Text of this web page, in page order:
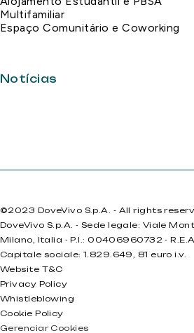
Multifamiliar
Espaço Comunitário e Coworking
Notícias
©2023 DoveVivo S.p.A. - All rights
DoveVivo S.p.A. - Sede legale: Viale
Milano, Italia - P.I.: 00406960732 -
Capitale sociale: 1.829.649, 81 euro i.v.
Website T&C
Privacy Policy
Whistleblowing
Cookie Policy
Gerenciar Cookies